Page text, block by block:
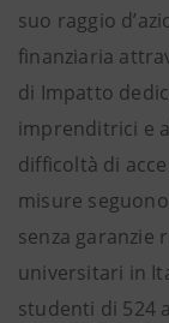
suo raggio
finanziaria
di Impatto
imprenditrici e
difficoltà di
misure
senza
universitari in
studenti di 524